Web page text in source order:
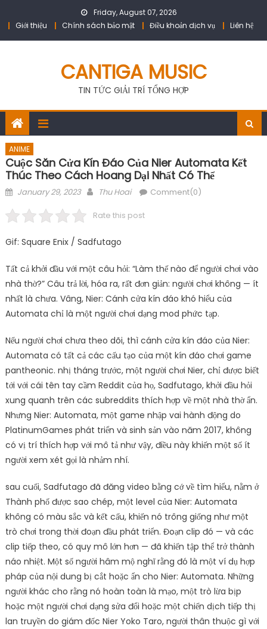
Friday, August 07, 2026
Giới thiệu
Chính sách bảo mật Điều khoản dịch vụ Liên hệ
CANTIGA MUSIC
TIN TỨC GIẢI TRÍ TỔNG HỢP
ANIME
Cuộc Săn Cửa Kín Đáo Của Nier Automata Kết
Thúc Theo Cách Hoang Dại Nhất Có Thể
Posted
January 29, 2023 Author
Thu Hoai Comment(0)
Rate this post
Gif: Square Enix / Sadfutago
Tất cả khởi đầu với một câu hỏi: “Làm thế nào để người chơi vào
nhà thờ?” Câu trả lời, hóa ra, rất đơn giản: người chơi không — ít
nhất là chưa. Vâng, Nier: Cánh cửa kín đáo khó hiểu của
Automata chỉ là một người chơi dạng mod phức tạp.
Nếu người chơi chưa theo dõi, thì cánh cửa kín đáo của Nier:
Automata có tất cả các cấu tạo của một kín đáo chơi game
pantheonic. nhị tháng trước, một người chơi Nier, chỉ được biết
tới với cái tên tay cầm Reddit của họ, Sadfutago, khởi đầu hỏi
xung quanh trên các subreddits thích hợp về một nhà thờ ẩn.
Nhưng Nier: Automata, một game nhập vai hành động do
PlatinumGames phát triển và sinh sản vào năm 2017, không
có vị trí thích hợp với mô tả như vậy, điều này khiến một số ít
người xem xét gọi là nhảm nhí.
sau cuối, Sadfutago đã đăng video bằng cớ về tìm hiểu, nằm ở
Thành phố được sao chép, một level của Nier: Automata
không có màu sắc và kết cấu, khiến nó trông giống như một
trò chơi trong thời đoạn đầu phát triển. Đoạn clip đó — và các
clip tiếp theo, có quy mô lớn hơn — đã khiến tập thể trở thành
náo nhiệt. Một số người hâm mộ nghĩ rằng đó là một ví dụ hợp
pháp của nội dung bị cắt hoặc ẩn cho Nier: Automata. Những
người khác cho rằng nó hoàn toàn là mạo, một trò lừa bịp
hoặc một người chơi dạng sửa đổi hoặc một chiến dịch tiếp thị
lan truyền do giám đốc Nier Yoko Taro, người thân thuộc gì với